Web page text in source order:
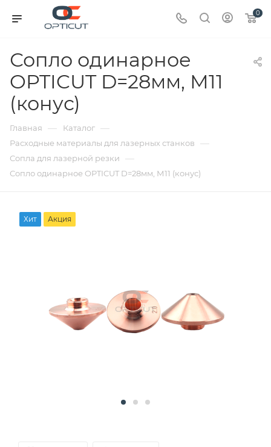
0
Сопло одинарное
OPTICUT D=28мм, М11
(конус)
Главная — Каталог —
Расходные материалы для лазерных станков —
Сопла для лазерной резки —
Сопло одинарное OPTICUT D=28мм, М11 (конус)
Хит Акция